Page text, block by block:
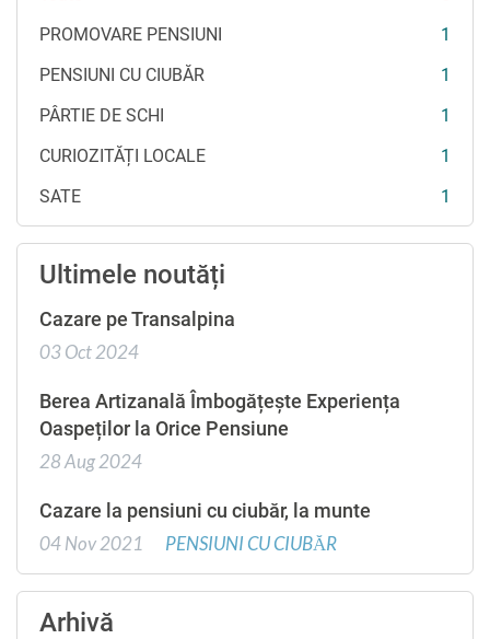
PROMOVARE PENSIUNI
1
PENSIUNI CU CIUBĂR
1
PÂRTIE DE SCHI
1
CURIOZITĂȚI LOCALE
1
SATE
1
Ultimele noutăți
Cazare pe Transalpina
03 Oct 2024
Berea Artizanală Îmbogățește Experiența
Oaspeților la Orice Pensiune
28 Aug 2024
Cazare la pensiuni cu ciubăr, la munte
04 Nov 2021
PENSIUNI CU CIUBĂR
Arhivă